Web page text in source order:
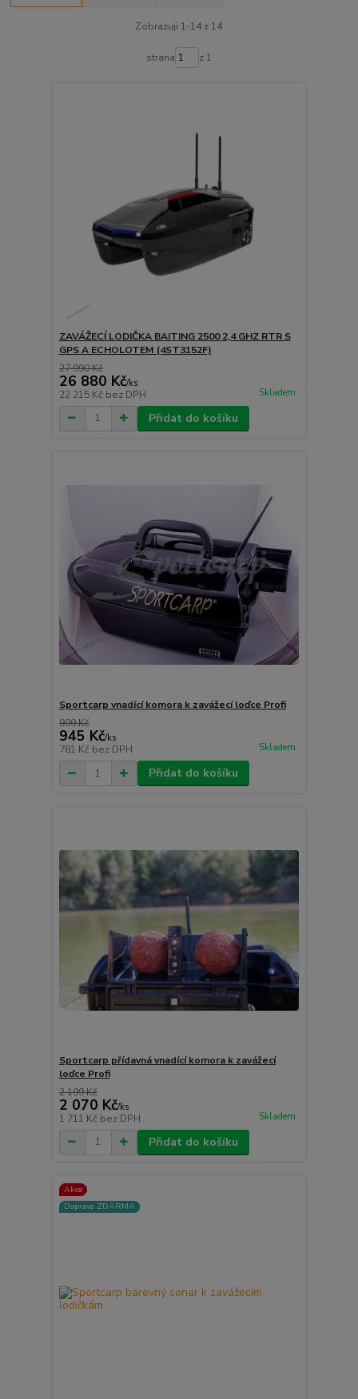
Zobrazuji 1-14 z 14
strana z 1
ZAVÁŽECÍ LODIČKA BAITING 2500 2,4 GHZ RTR S
GPS A ECHOLOTEM (4ST3152F)
27 990 Kč
26 880 Kč/ks
22 215 Kč bez DPH Skladem
Přidat do košíku
Sportcarp vnadící komora k zavážecí loďce Profi
999 Kč
945 Kč/ks
781 Kč bez DPH Skladem
Přidat do košíku
Sportcarp přídavná vnadící komora k zavážecí
loďce Profi
2 199 Kč
2 070 Kč/ks
1 711 Kč bez DPH Skladem
Přidat do košíku
Akce
Doprava ZDARMA